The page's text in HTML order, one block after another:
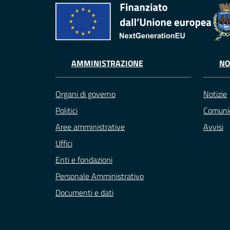
AMMINISTRAZIONE
Organi di governo
Politici
Aree amministrative
Uffici
Enti e fondazioni
Personale Amministrativo
Documenti e dati
Notizie
Avvisi